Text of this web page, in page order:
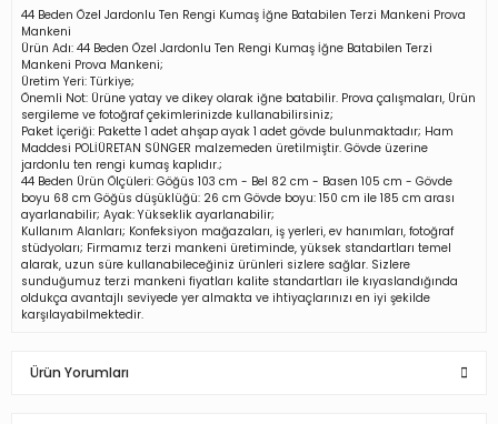
44 Beden Özel Jardonlu Ten Rengi Kumaş İğne Batabilen Terzi Mankeni Prova
Mankeni
Ürün Adı: 44 Beden Özel Jardonlu Ten Rengi Kumaş İğne Batabilen Terzi
Mankeni Prova Mankeni;
Üretim Yeri: Türkiye;
Önemli Not: Ürüne yatay ve dikey olarak iğne batabilir. Prova çalışmaları, Ürün
sergileme ve fotoğraf çekimlerinizde kullanabilirsiniz;
Paket İçeriği: Pakette 1 adet ahşap ayak 1 adet gövde bulunmaktadır; Ham
Maddesi POLİÜRETAN SÜNGER malzemeden üretilmiştir. Gövde üzerine
jardonlu ten rengi kumaş kaplıdır.;
44 Beden Ürün Ölçüleri: Göğüs 103 cm - Bel 82 cm - Basen 105 cm - Gövde
boyu 68 cm Göğüs düşüklüğü: 26 cm Gövde boyu: 150 cm ile 185 cm arası
ayarlanabilir; Ayak: Yükseklik ayarlanabilir;
Kullanım Alanları; Konfeksiyon mağazaları, iş yerleri, ev hanımları, fotoğraf
stüdyoları; Firmamız terzi mankeni üretiminde, yüksek standartları temel
alarak, uzun süre kullanabileceğiniz ürünleri sizlere sağlar. Sizlere
sunduğumuz terzi mankeni fiyatları kalite standartları ile kıyaslandığında
oldukça avantajlı seviyede yer almakta ve ihtiyaçlarınızı en iyi şekilde
karşılayabilmektedir.
Ürün Yorumları